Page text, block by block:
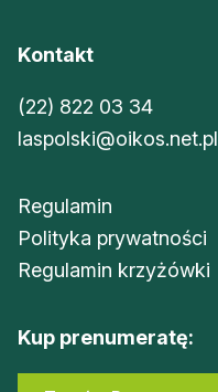
Kontakt
(22) 822 03 34
laspolski@oikos.net.pl
Regulamin
Polityka prywatności
Regulamin krzyżówki
Kup prenumeratę: